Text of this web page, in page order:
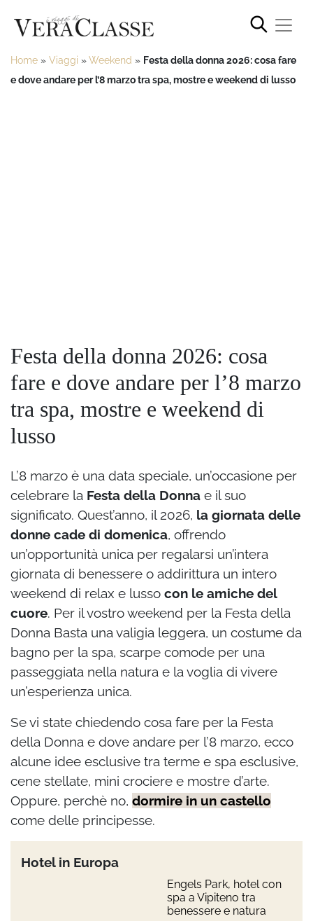
Home » Viaggi »Weekend » Festa della donna 2026: cosa fare
e dove andare per l’8 marzo tra spa, mostre e weekend di lusso
Festa della donna 2026: cosa
fare e dove andare per l’8 marzo
tra spa, mostre e weekend di
lusso
L’8 marzo è una data speciale, un’occasione per
celebrare la Festa della Donna e il suo
significato. Quest’anno, il 2026, la giornata delle
donne cade di domenica, offrendo
un’opportunità unica per regalarsi un’intera
giornata di benessere o addirittura un intero
weekend di relax e lusso con le amiche del
cuore. Per il vostro weekend per la Festa della
Donna Basta una valigia leggera, un costume da
bagno per la spa, scarpe comode per una
passeggiata nella natura e la voglia di vivere
un’esperienza unica.
Se vi state chiedendo cosa fare per la Festa
della Donna e dove andare per l’8 marzo, ecco
alcune idee esclusive tra terme e spa esclusive,
cene stellate, mini crociere e mostre d’arte.
Oppure, perchè no, dormire in un castello
come delle principesse.
Hotel in Europa
Engels Park, hotel con
spa a Vipiteno tra
benessere e natura